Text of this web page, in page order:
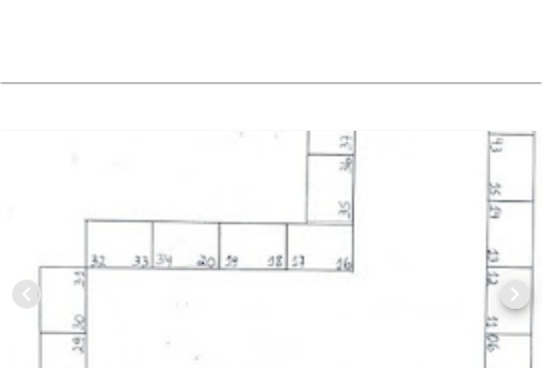
chevron_left chevron_right